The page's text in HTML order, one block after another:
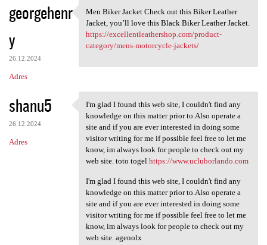
georgehenr
y
26.12.2024
Adres
Men Biker Jacket Check out
Men Biker Jacket Check out this Biker Leather
Jacket, you’ll love this Black Biker Leather Jacket.
https://excellentleathershop.com/product-
category/mens-motorcycle-jackets/
shanu5
26.12.2024
Adres
I'm glad I found this web
I'm glad I found this web site, I couldn't find any
knowledge on this matter prior to.Also operate a
site and if you are ever interested in doing some
visitor writing for me if possible feel free to let me
know, im always look for people to check out my
web site. toto togel https://www.ucluborlando.com
I'm glad I found this web site, I couldn't find any
knowledge on this matter prior to.Also operate a
site and if you are ever interested in doing some
visitor writing for me if possible feel free to let me
know, im always look for people to check out my
web site. agenolx